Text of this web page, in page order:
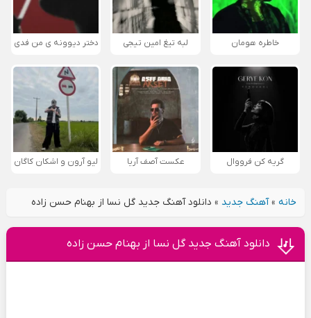
خاطره هومان لبه تیغ امین تیجی دختر دیوونه‌ ی من فدی
گریه کن فرووال عکست آصف آریا لیو آرون و اشکان کاگان
خانه»آهنگ جدید » دانلود آهنگ جدید گل نسا از بهنام حسن زاده
دانلود آهنگ جدید گل نسا از بهنام حسن زاده